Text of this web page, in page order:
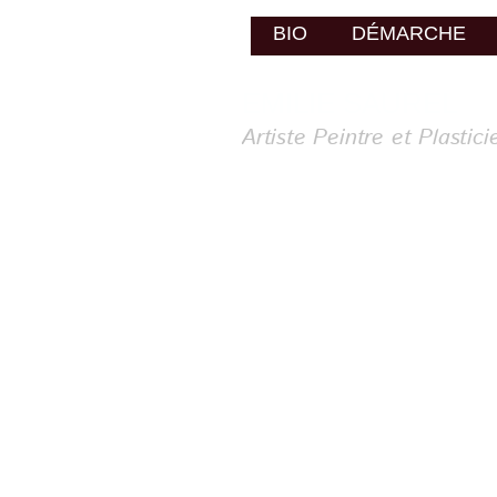
BIO DÉMARCHE
BIO
Artiste Peintre et